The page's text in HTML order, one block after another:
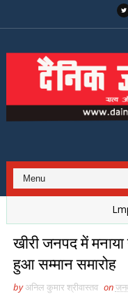
Lmp.
खीरी जनपद में
हुआ सम्मान समारोह
byअनिल कुमार श्रीवास्तव on